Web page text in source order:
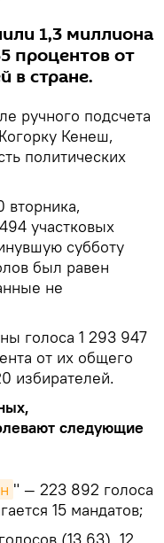
1,3 миллиона
процентов от
в стране.
ручного подсчета
Кенеш,
политических
вторника,
участковых
субботу
был равен
не
голоса 1 293 947
от их общего
избирателей.
следующие
" — 223 892 голоса
15 мандатов;
(13,63), 12